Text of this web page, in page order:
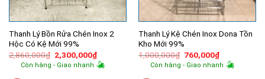
Thanh Lý Bồn Rửa Chén Inox 2
Hộc Có Kệ Mới 99%
2,860,000₫ Giá
gốc
là:
2,300,000₫Giá
hiện
tại
Còn hàng - Giao nhanh
Thanh Lý Kệ Chén Inox Dona Tồn
Kho Mới 99%
1,000,000₫ Giá
gốc
là:
760,000₫Giá
hiện
tại
Còn hàng - Giao nhanh